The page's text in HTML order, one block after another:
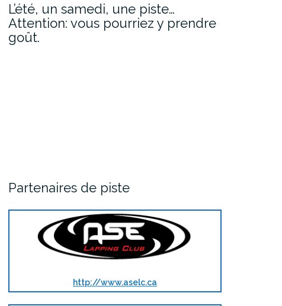
L’été, un samedi, une piste…
Attention: vous pourriez y prendre
goût.
Partenaires de piste
http://www.aselc.ca